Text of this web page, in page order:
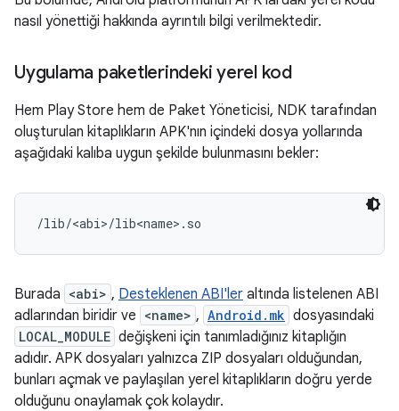
nasıl yönettiği hakkında ayrıntılı bilgi verilmektedir.
Uygulama paketlerindeki yerel kod
Hem Play Store hem de Paket Yöneticisi, NDK tarafından
oluşturulan kitaplıkların APK'nın içindeki dosya yollarında
aşağıdaki kalıba uygun şekilde bulunmasını bekler:
Burada <abi> , Desteklenen ABI'ler altında listelenen ABI
adlarından biridir ve <name> , Android.mk dosyasındaki
LOCAL_MODULE değişkeni için tanımladığınız kitaplığın
adıdır. APK dosyaları yalnızca ZIP dosyaları olduğundan,
bunları açmak ve paylaşılan yerel kitaplıkların doğru yerde
olduğunu onaylamak çok kolaydır.